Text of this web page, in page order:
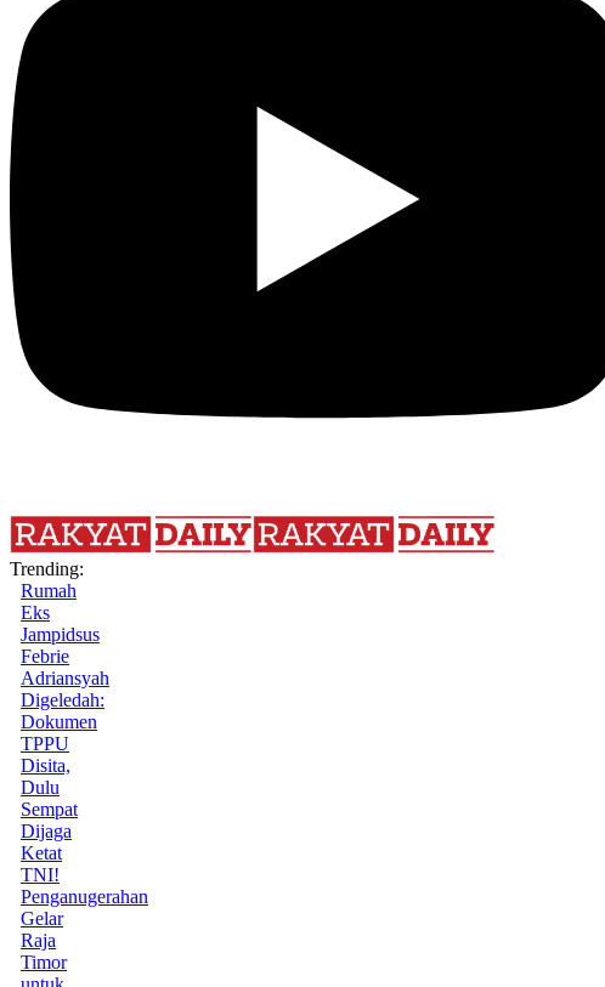
Trending:
Rumah
Eks
Jampidsus
Febrie
Adriansyah
Digeledah:
Dokumen
TPPU
Disita,
Dulu
Sempat
Dijaga
Ketat
TNI!
Penganugerahan
Gelar
Raja
Timor